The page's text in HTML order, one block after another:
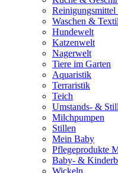
Waschen &
Hundewelt
Katzenwelt
Nagerwelt
Tiere im Garten
Aquaristik
Terraristik
Teich
Umstands- &
Milchpumpen
Stillen
Mein Baby
Pflegeprodukte
Baby- &
Wickeln